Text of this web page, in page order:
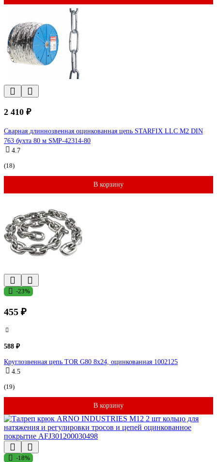
2 410 ₽
Сварная длиннозвенная оцинкованная цепь STARFIX LLC М2 DIN
763 бухта 80 м SMP-42314-80
4.7
(18)
В корзину
-23%
455 ₽
588 ₽
Круглозвенная цепь TOR G80 8х24, оцинкованная 1002125
4.5
(19)
В корзину
-18%